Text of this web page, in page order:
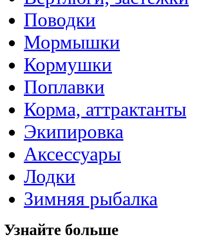
Поводки
Мормышки
Кормушки
Поплавки
Корма, аттрактанты
Экипировка
Аксессуары
Лодки
Зимняя рыбалка
Узнайте больше